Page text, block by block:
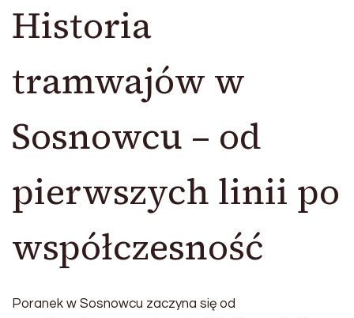
Historia
tramwajów w
Sosnowcu – od
pierwszych linii po
współczesność
Poranek w Sosnowcu zaczyna się od